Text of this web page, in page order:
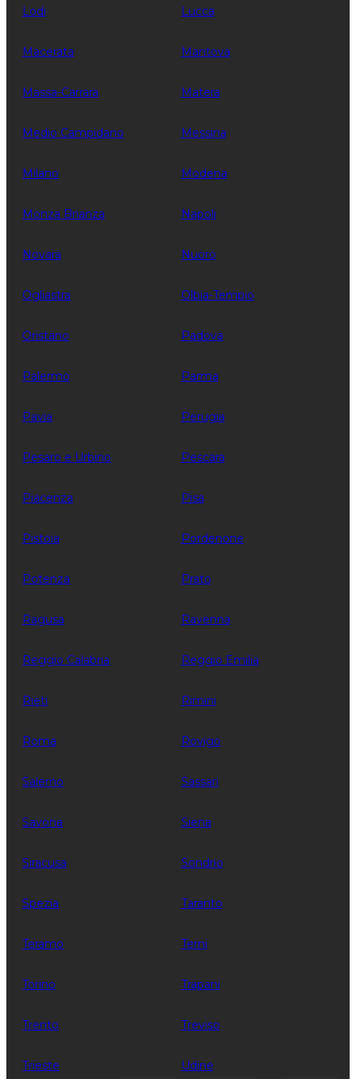
Lodi Lucca
Macerata Mantova
Massa-Carrara Matera
Medio Campidano Messina
Milano Modena
Monza Brianza Napoli
Novara Nuoro
Ogliastra Olbia-Tempio
Oristano Padova
Palermo Parma
Pavia Perugia
Pesaro e Urbino Pescara
Piacenza Pisa
Pistoia Pordenone
Potenza Prato
Ragusa Ravenna
Reggio Calabria Reggio Emilia
Rieti Rimini
Roma Rovigo
Salerno Sassari
Savona Siena
Siracusa Sondrio
Spezia Taranto
Teramo Terni
Torino Trapani
Trento Treviso
Trieste Udine